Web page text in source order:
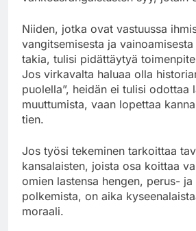
Niiden, jotka ovat vastuussa
vangitsemisesta ja
takia, tulisi pidättäytyä
Jos virkavalta haluaa olla
puolella”, heidän ei tulisi odottaa
muuttumista, vaan lopettaa
tien.
Jos työsi tekeminen tarkoittaa
kansalaisten, joista osa koittaa
omien lastensa hengen, perus-
polkemista, on aika
moraali.